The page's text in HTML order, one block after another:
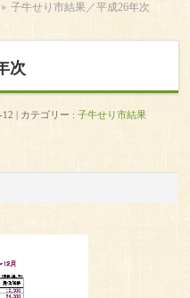
» 子牛せり市結果／平成26年次
次
12 カテゴリー :子牛せり市結果